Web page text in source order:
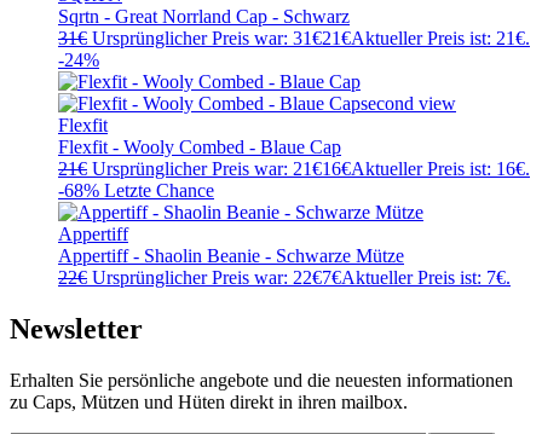
Sqrtn - Great Norrland Cap - Schwarz
31€ Ursprünglicher Preis war: 31€21€Aktueller Preis ist: 21€.
-24%
Flexfit
Flexfit - Wooly Combed - Blaue Cap
21€ Ursprünglicher Preis war: 21€16€Aktueller Preis ist: 16€.
-68% Letzte Chance
Appertiff
Appertiff - Shaolin Beanie - Schwarze Mütze
22€ Ursprünglicher Preis war: 22€7€Aktueller Preis ist: 7€.
Newsletter
Erhalten Sie persönliche angebote und die neuesten informationen
zu Caps, Mützen und Hüten direkt in ihren mailbox.